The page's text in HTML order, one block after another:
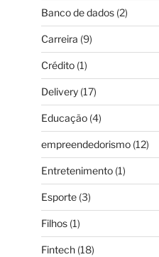
Banco de dados(2)
Carreira (9)
Crédito(1)
Delivery(17)
Educação(4)
empreendedorismo(12)
Entretenimento(1)
Esporte(3)
Filhos(1)
Fintech(18)